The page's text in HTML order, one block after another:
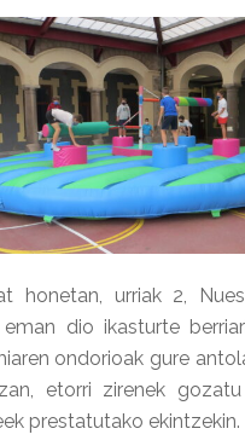
honetan, urriak 2,
eman dio ikasturte
ondorioak gure
etorri zirenek
prestatutako ekintzekin.